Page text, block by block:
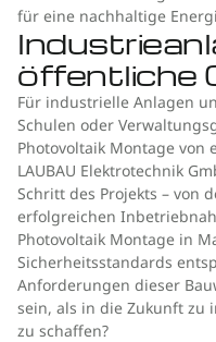
für eine nachhaltige
öffentliche
Für industrielle Anlagen
Schulen oder
Photovoltaik Montage von
LAUBAU Elektrotechnik
Schritt des Projekts – von
erfolgreichen
Photovoltaik Montage in
Sicherheitsstandards
Anforderungen dieser
sein, als in die Zukunft zu
zu schaffen?